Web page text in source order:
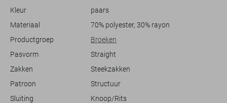
perfecte balans tussen stijl en functionaliteit.
Kleur
paars
Materiaal
70% polyester, 30% rayon
Productgroep
Broeken
Pasvorm
Straight
Zakken
Steekzakken
Patroon
Structuur
Sluiting
Knoop/Rits